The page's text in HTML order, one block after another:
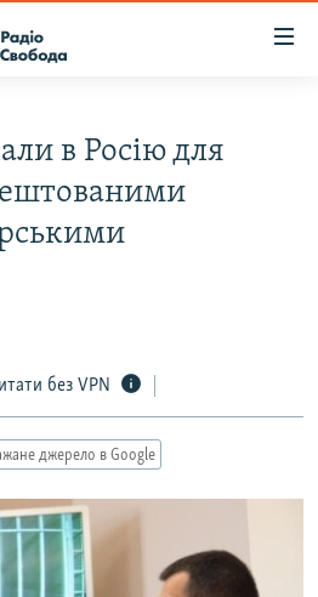
в Росію для
без VPN
джерело в Google